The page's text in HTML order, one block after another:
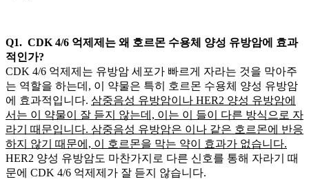
Q1. CDK 4/6 억제제는 왜 호르몬 수용체 양성 유방암에 효과
적인가?
CDK 4/6 억제제는 유방암 세포가 빠르게 자라는 것을 막아주
는 역할을 하는데, 이 약물은 특히 호르몬 수용체 양성 유방암
에 효과적입니다. 삼중음성 유방암이나 HER2 양성 유방암에
서는 이 약물이 잘 듣지 않는데, 이는 이 들이 다른 방식으로 자
라기 때문입니다. 삼중음성 유방암은 이나 같은 호르몬에 반응
하지 않기 때문에, 이 호르몬을 막는 약이 효과가 없습니다.
HER2 양성 유방암도 마찬가지로 다른 신호를 통해 자라기 때
문에 CDK 4/6 억제제가 잘 듣지 않습니다.